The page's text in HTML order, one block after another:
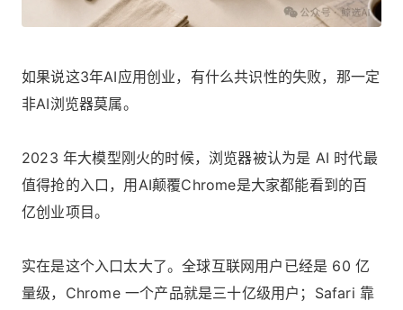
如果说这3年AI应用创业，有什么共识性的失败，那一定
非AI浏览器莫属。
2023 年大模型刚火的时候，浏览器被认为是 AI 时代最
值得抢的入口，用AI颠覆Chrome是大家都能看到的百
亿创业项目。
实在是这个入口太大了。全球互联网用户已经是 60 亿
量级，Chrome 一个产品就是三十亿级用户；Safari 靠